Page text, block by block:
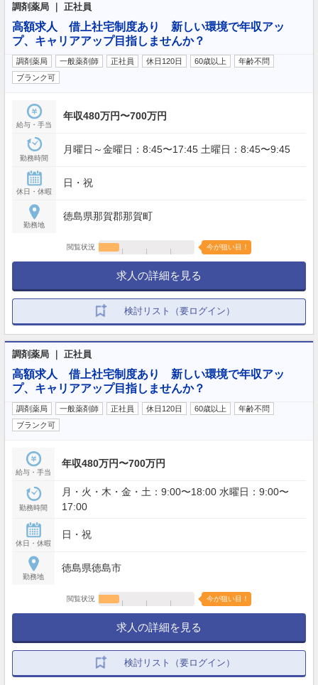
調剤薬局 ｜ 正社員
高額求人 借上社宅制度あり 新しい環境で年収アッ
プ、キャリアアップ目指しませんか？
調剤薬局 一般薬剤師 正社員 休日120日 60歳以上
年齢不問
ブランク可
給与・手当
年収480万円〜700万円
勤務時間
月曜日～金曜日：8:45〜17:45 土曜日：8:45〜9:45
休日・休暇
日・祝
勤務地
徳島県那賀郡那賀町
閲覧状況 今が狙い目！
求人の詳細を見る
検討リスト（要ログイン）
調剤薬局 ｜ 正社員
高額求人 借上社宅制度あり 新しい環境で年収アッ
プ、キャリアアップ目指しませんか？
調剤薬局 一般薬剤師 正社員 休日120日 60歳以上
年齢不問
ブランク可
給与・手当
年収480万円〜700万円
勤務時間
月・火・木・金・土：9:00〜18:00 水曜日：9:00〜
17:00
休日・休暇
日・祝
勤務地
徳島県徳島市
閲覧状況 今が狙い目！
求人の詳細を見る
検討リスト（要ログイン）